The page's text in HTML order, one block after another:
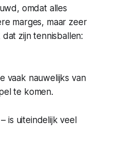
omdat alles
marges, maar zeer
zijn tennisballen:
vaak nauwelijks van
te komen.
is uiteindelijk veel